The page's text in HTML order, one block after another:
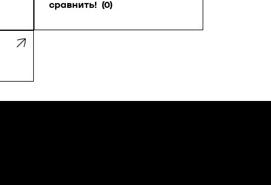
сравнить! 0